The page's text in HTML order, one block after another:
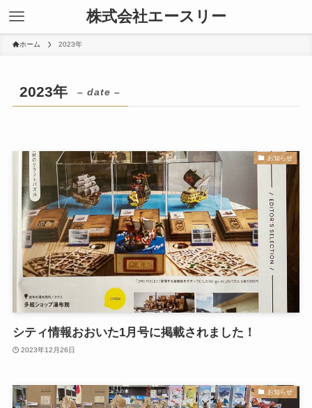
株式会社エースリー
ホーム 2023年
2023年 – date –
お知らせ
シティ情報おおいた1月号に掲載されました！
2023年12月26日
お知らせ